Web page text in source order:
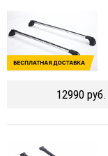
12990 руб.